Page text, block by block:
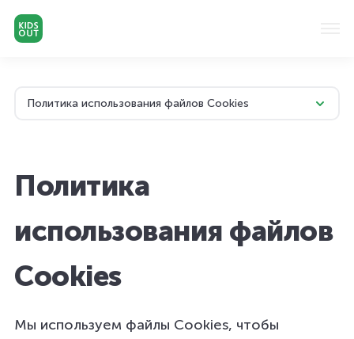
Политика использования файлов Cookies
Политика
использования файлов
Cookies
Мы используем файлы Cookies, чтобы